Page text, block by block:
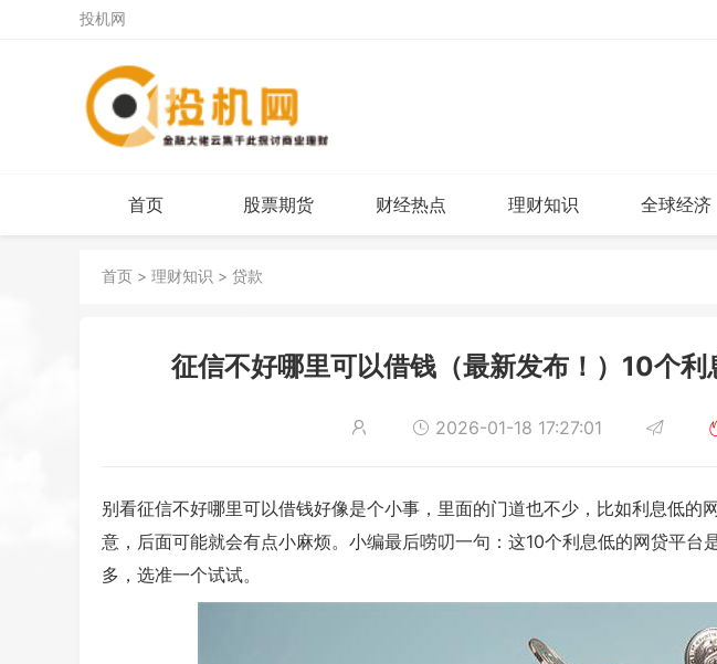
投机网
首页 股票期货 财经热点 理财知识 全球经济
首页 > 理财知识 > 贷款
征信不好哪里可以借钱（最新发布！）10个利
2026-01-18 17:27:01
别看征信不好哪里可以借钱好像是个小事，里面的门道也不少，比如利息低的
意，后面可能就会有点小麻烦。小编最后唠叨一句：这10个利息低的网贷平台
多，选准一个试试。